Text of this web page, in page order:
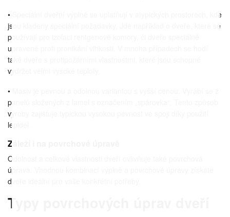
• Speciální dveřní výplně se uplatňují v atypických prostorech, kde
jsou kladeny speciální požadavky. Jde například o dveře, které se
používají pro izolaci rentgenové komory, či dveře speciálně
upravené proti pronikání vlhkosti. V mnoha případech se hodí
také dveře s protipožárními vlastnostmi, které jsou schopné
vydržet velmi vysoké teploty.
• Masiv je pevnou a odolnou variantou s vyšší cenou. Vyrábí se z
panelů složených z lamel s označením „spárovka“. Tento způsob
výroby zajišťuje typickou vysokou pevnost ve spoji díky použití
lepidel.
Záleží i na povrchové úpravě
Odolnost a celkové vlastnosti dveří ovlivňuje také povrchová
úprava. Vhodnou kombinací výplně a povrchové úpravy získáte
dveře ideální pro vaše konkrétní potřeby.
Typy povrchových úprav dveří